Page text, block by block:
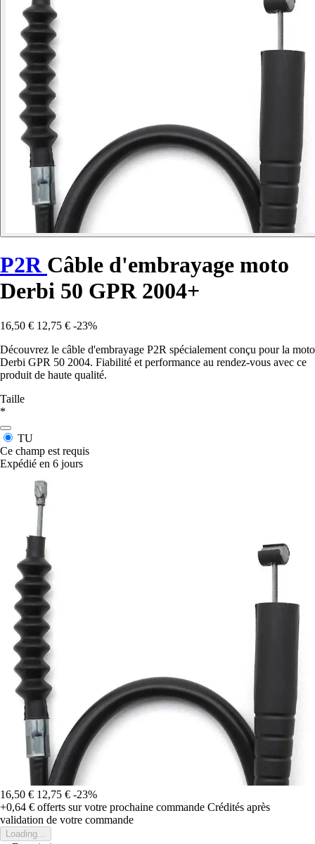
P2R Câble d'embrayage moto
Derbi 50 GPR 2004+
16,50 € 12,75 € -23%
Découvrez le câble d'embrayage P2R spécialement conçu pour la moto
Derbi GPR 50 2004. Fiabilité et performance au rendez-vous avec ce
produit de haute qualité.
Taille
*
TU
Ce champ est requis
Expédié en 6 jours
16,50 € 12,75 € -23%
+0,64 € offerts sur votre prochaine commande Crédités après
validation de votre commande
Loading...